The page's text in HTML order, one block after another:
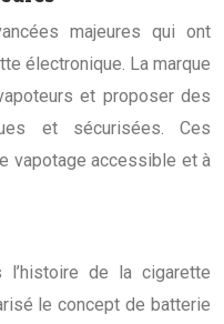
majeures qui ont
électronique. La marque
et proposer des
et sécurisées. Ces
vapotage accessible et à
de la cigarette
le concept de batterie